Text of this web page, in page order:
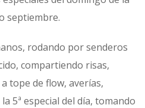
septiembre.
rodando por senderos
compartiendo risas,
tope de flow, averías,
5ª especial del día, tomando